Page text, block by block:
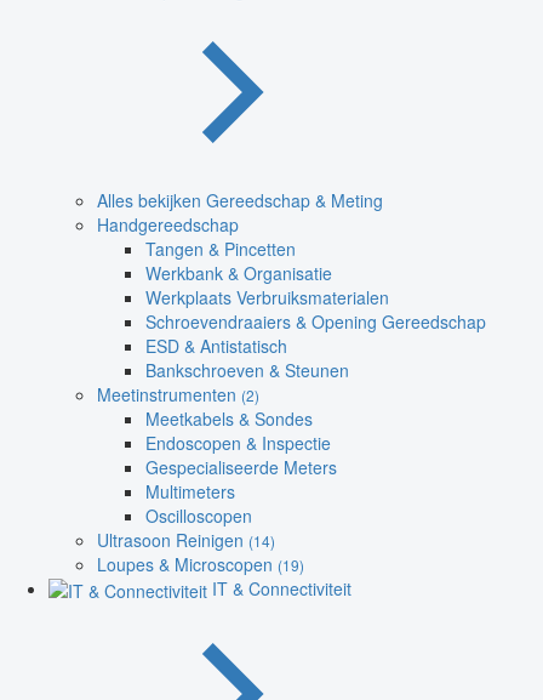
Alles bekijken Gereedschap & Meting
Handgereedschap
Tangen & Pincetten
Werkbank & Organisatie
Werkplaats Verbruiksmaterialen
Schroevendraaiers & Opening Gereedschap
ESD & Antistatisch
Bankschroeven & Steunen
Meetinstrumenten (2)
Meetkabels & Sondes
Endoscopen & Inspectie
Gespecialiseerde Meters
Multimeters
Oscilloscopen
Ultrasoon Reinigen (14)
Loupes & Microscopen (19)
IT & Connectiviteit